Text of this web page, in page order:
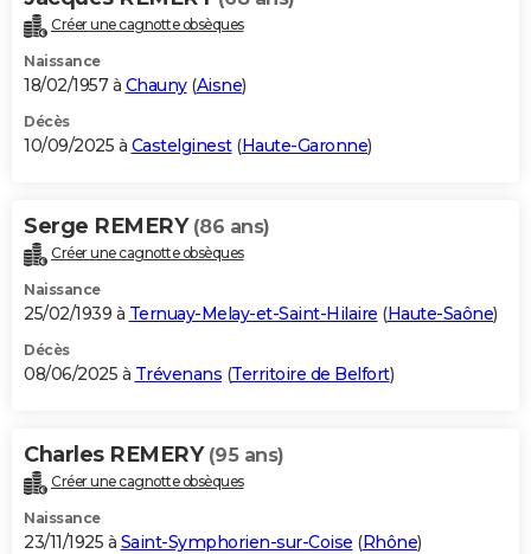
Carte de Noël
Carte Bonne année
Carte Saint-Valentin
Carte Pâques
Carte d'anniversaire
DICTIONNAIRE
Dictionnaire
Biographies
Citations
Expressions
Proverbes
PROGRAMME TV
S'inscrire
Se connecter
Lycées
Collèges
Primaires
Universités
Entreprises
Service militaire
Avis de recherche
AVIS DE DÉCÈS
Bricolage
Lifestyle
Culture
Sport
Auto
Television
Voyage
Cinema
Créer une cagnotte obsèques
Naissance
18/02/1957 à Chauny(Aisne)
Décès
10/09/2025 à Castelginest(Haute-Garonne)
Serge REMERY (86 ans)
Créer une cagnotte obsèques
Naissance
25/02/1939 à Ternuay-Melay-et-Saint-Hilaire (Haute-Saône)
Décès
08/06/2025 à Trévenans (Territoire de Belfort)
Charles REMERY (95 ans)
Créer une cagnotte obsèques
Naissance
23/11/1925 à Saint-Symphorien-sur-Coise (Rhône)